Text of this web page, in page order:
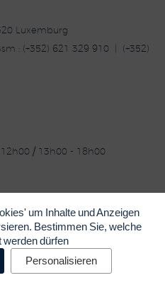
Luxemburg
: (+352) 621 329 910 | (+352)
/ 13h00 - 18h00
um Inhalte und Anzeigen
Bestimmen Sie, welche
werden dürfen
Personalisieren